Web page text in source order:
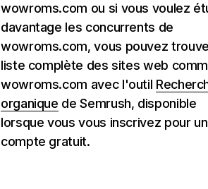
wowroms.com ou si vous voulez
davantage les concurrents de
wowroms.com, vous pouvez
liste complète des sites web
wowroms.com avec l'outil
organique de Semrush, disponible
lorsque vous vous inscrivez pour un
compte gratuit.